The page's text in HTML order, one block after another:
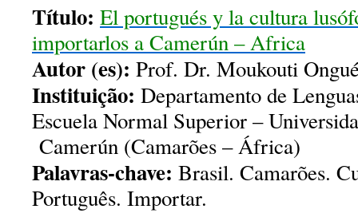
Título: El portugués y la cultura
importarlos a Camerún – Africa
Autor (es): Prof. Dr. Moukouti
Instituição: Departamento de
Escuela Normal Superior –
Camerún (Camarões – África)
Palavras-chave: Brasil. Camarões.
Português. Importar.